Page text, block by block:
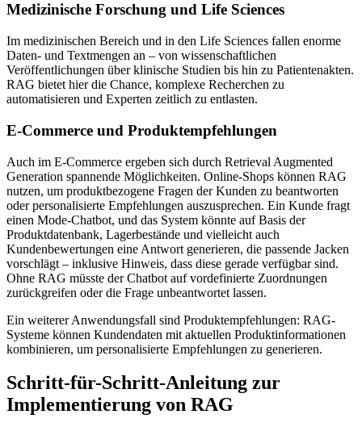
Medizinische Forschung und Life Sciences
Im medizinischen Bereich und in den Life Sciences fallen enorme
Daten- und Textmengen an – von wissenschaftlichen
Veröffentlichungen über klinische Studien bis hin zu Patientenakten.
RAG bietet hier die Chance, komplexe Recherchen zu
automatisieren und Experten zeitlich zu entlasten.
E-Commerce und Produktempfehlungen
Auch im E-Commerce ergeben sich durch Retrieval Augmented
Generation spannende Möglichkeiten. Online-Shops können RAG
nutzen, um produktbezogene Fragen der Kunden zu beantworten
oder personalisierte Empfehlungen auszusprechen. Ein Kunde fragt
einen Mode-Chatbot, und das System könnte auf Basis der
Produktdatenbank, Lagerbestände und vielleicht auch
Kundenbewertungen eine Antwort generieren, die passende Jacken
vorschlägt – inklusive Hinweis, dass diese gerade verfügbar sind.
Ohne RAG müsste der Chatbot auf vordefinierte Zuordnungen
zurückgreifen oder die Frage unbeantwortet lassen.
Ein weiterer Anwendungsfall sind Produktempfehlungen: RAG-
Systeme können Kundendaten mit aktuellen Produktinformationen
kombinieren, um personalisierte Empfehlungen zu generieren.
Schritt-für-Schritt-Anleitung zur
Implementierung von RAG